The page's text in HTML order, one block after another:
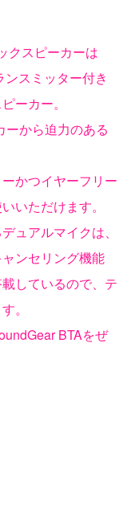
クスピーカーは
スミッター付き
ーカー。
から迫力のある
かつイヤーフリー
いただけます。
ュアルマイクは、
ンセリング機能
しているので、テ
。
BTAをぜ